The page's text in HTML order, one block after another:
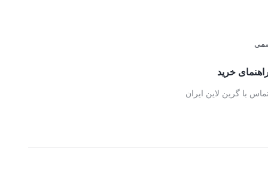
خرید
با گرین لاین ایران